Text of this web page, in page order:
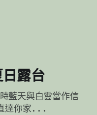
日露台
藍天與白雲當作信
達你家...